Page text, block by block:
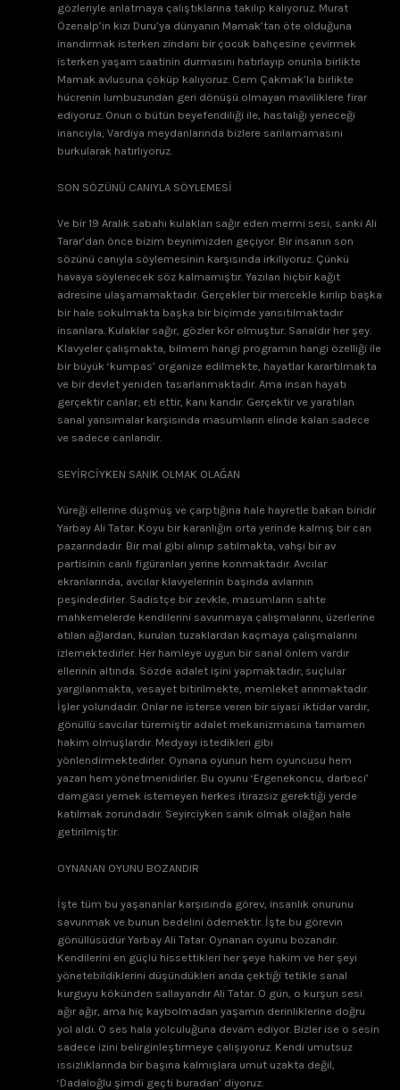
gözleriyle anlatmaya çalıştıklarına takılıp kalıyoruz. Murat
Özenalp’in kızı Duru’ya dünyanın Mamak’tan öte olduğuna
inandırmak isterken zindanı bir çocuk bahçesine çevirmek
isterken yaşam saatinin durmasını hatırlayıp onunla birlikte
Mamak avlusuna çöküp kalıyoruz. Cem Çakmak’la birlikte
hücrenin lumbuzundan geri dönüşü olmayan maviliklere firar
ediyoruz. Onun o bütün beyefendiliği ile, hastalığı yeneceği
inancıyla, Vardiya meydanlarında bizlere sarılamamasını
burkularak hatırlıyoruz.
SON SÖZÜNÜ CANIYLA SÖYLEMESİ
Ve bir 19 Aralık sabahı kulakları sağır eden mermi sesi, sanki Ali
Tarar’dan önce bizim beynimizden geçiyor. Bir insanın son
sözünü canıyla söylemesinin karşısında irkiliyoruz. Çünkü
havaya söylenecek söz kalmamıştır. Yazılan hiçbir kağıt
adresine ulaşamamaktadır. Gerçekler bir mercekle kırılıp başka
bir hale sokulmakta başka bir biçimde yansıtılmaktadır
insanlara. Kulaklar sağır, gözler kör olmuştur. Sanaldır her şey.
Klavyeler çalışmakta, bilmem hangi programın hangi özelliği ile
bir büyük ‘kumpas’ organize edilmekte, hayatlar karartılmakta
ve bir devlet yeniden tasarlanmaktadır. Ama insan hayatı
gerçektir canlar; eti ettir, kanı kandır. Gerçektir ve yaratılan
sanal yansımalar karşısında masumların elinde kalan sadece
ve sadece canlarıdır.
SEYİRCİYKEN SANIK OLMAK OLAĞAN
Yüreği ellerine düşmüş ve çarptığına hale hayretle bakan biridir
Yarbay Ali Tatar. Koyu bir karanlığın orta yerinde kalmış bir can
pazarındadır. Bir mal gibi alınıp satılmakta, vahşi bir av
partisinin canlı figüranları yerine konmaktadır. Avcılar
ekranlarında, avcılar klavyelerinin başında avlarının
peşindedirler. Sadistçe bir zevkle, masumların sahte
mahkemelerde kendilerini savunmaya çalışmalarını, üzerlerine
atılan ağlardan, kurulan tuzaklardan kaçmaya çalışmalarını
izlemektedirler. Her hamleye uygun bir sanal önlem vardır
ellerinin altında. Sözde adalet işini yapmaktadır; suçlular
yargılanmakta, vesayet bitirilmekte, memleket arınmaktadır.
İşler yolundadır. Onlar ne isterse veren bir siyasi iktidar vardır,
gönüllü savcılar türemiştir adalet mekanizmasına tamamen
hakim olmuşlardır. Medyayı istedikleri gibi
yönlendirmektedirler. Oynana oyunun hem oyuncusu hem
yazarı hem yönetmenidirler. Bu oyunu ‘Ergenekoncu, darbeci’
damgası yemek istemeyen herkes itirazsız gerektiği yerde
katılmak zorundadır. Seyirciyken sanık olmak olağan hale
getirilmiştir.
OYNANAN OYUNU BOZANDIR
İşte tüm bu yaşananlar karşısında görev, insanlık onurunu
savunmak ve bunun bedelini ödemektir. İşte bu görevin
gönüllüsüdür Yarbay Ali Tatar. Oynanan oyunu bozandır.
Kendilerini en güçlü hissettikleri her şeye hakim ve her şeyi
yönetebildiklerini düşündükleri anda çektiği tetikle sanal
kurguyu kökünden sallayandır Ali Tatar. O gün, o kurşun sesi
ağır ağır, ama hiç kaybolmadan yaşamın derinliklerine doğru
yol aldı. O ses hala yolculuğuna devam ediyor. Bizler ise o sesin
sadece izini belirginleştirmeye çalışıyoruz. Kendi umutsuz
ıssızlıklarında bir başına kalmışlara umut uzakta değil,
‘Dadaloğlu şimdi geçti buradan’ diyoruz.